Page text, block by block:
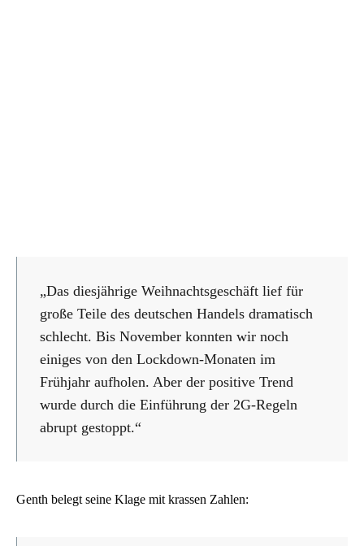
„Das diesjährige Weihnachtsgeschäft lief für
große Teile des deutschen Handels dramatisch
schlecht. Bis November konnten wir noch
einiges von den Lockdown-Monaten im
Frühjahr aufholen. Aber der positive Trend
wurde durch die Einführung der 2G-Regeln
abrupt gestoppt.“
Genth belegt seine Klage mit krassen Zahlen: